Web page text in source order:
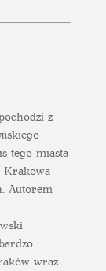
z
tego miasta
Krakowa
Autorem
wraz